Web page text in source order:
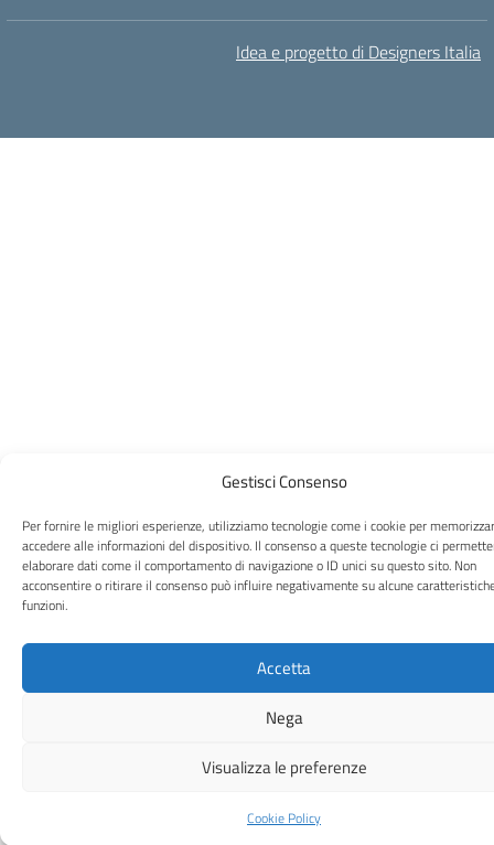
Gestisci Consenso
Per fornire le migliori esperienze, utilizziamo tecnologie come i cookie per
accedere alle informazioni del dispositivo. Il consenso a queste tecnologie ci
elaborare dati come il comportamento di navigazione o ID unici su questo sito. Non
acconsentire o ritirare il consenso può influire negativamente su alcune
funzioni.
Accetta
Nega
Visualizza le preferenze
Cookie Policy
Idea e progetto di Designers Italia